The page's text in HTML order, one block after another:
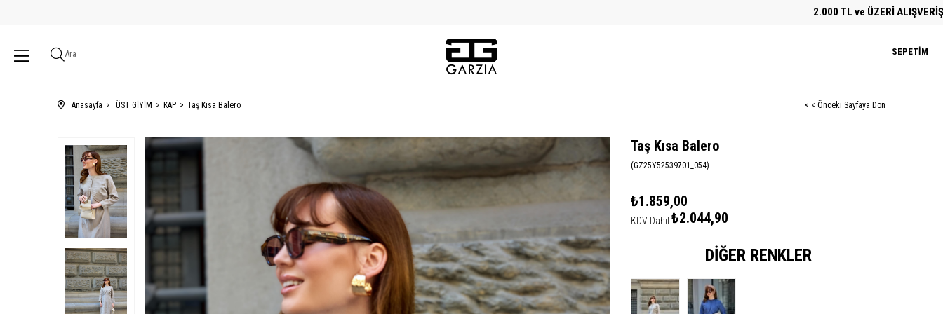
2.000 TL ve ÜZERİ ALIŞVERİŞLERDE
Ara SEPETIM
Anasayfa ÜST GİYİM KAP Taş Kısa Balero < < Önceki Sayfaya Dön
Taş Kısa Balero
(GZ25Y52539701_054)
₺1.859,00
KDV Dahil ₺2.044,90
DIĞER RENKLER